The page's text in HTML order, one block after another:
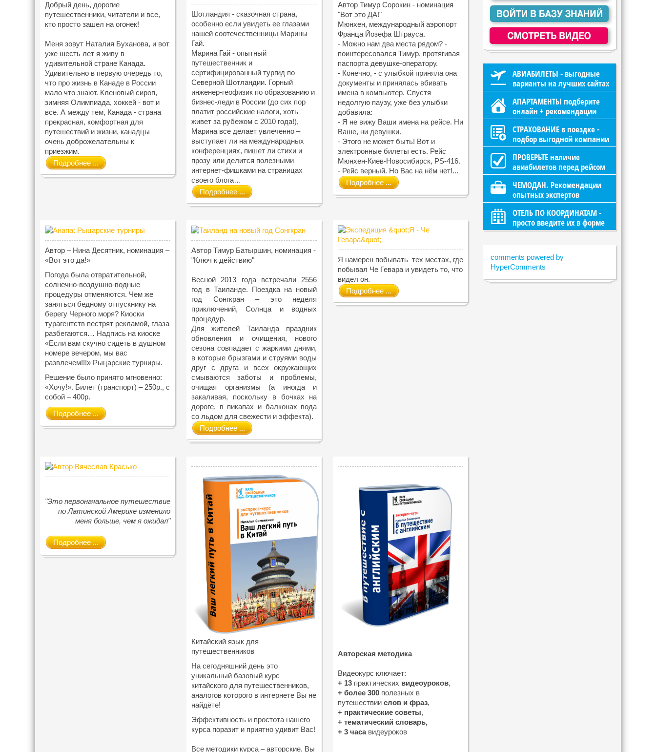
Добрый день, дорогие
путешественники, читатели и все,
кто просто зашел на огонек!
Меня зовут Наталия Буханова, и вот
уже шесть лет я живу в
удивительной стране Канада.
Удивительно в первую очередь то,
что про жизнь в Канаде в России
мало что знают. Кленовый сироп,
зимняя Олимпиада, хоккей - вот и
все. А между тем, Канада - страна
прекрасная, комфортная для
путешествий и жизни, канадцы
очень доброжелательны к
приезжим.
Подробнее ...
Шотландия - сказочная страна,
особенно если увидеть ее глазами
нашей соотечественницы Марины
Гай.
Марина Гай - опытный
путешественник и
сертифицированный тургид по
Северной Шотландии. Горный
инженер-геофизик по образованию и
бизнес-леди в России (до сих пор
платит российские налоги, хоть
живет за рубежом с 2010 года!),
Марина все делает увлеченно –
выступает ли на международных
конференциях, пишет ли стихи и
прозу или делится полезными
интернет-фишками на страницах
своего блога…
Подробнее ...
Автор Тимур Сорокин - номинация
"Вот это ДА!"
Мюнхен, международный аэропорт
Франца Йозефа Штрауса.
- Можно нам два места рядом? -
поинтересовался Тимур, протягивая
паспорта девушке-оператору.
- Конечно, - с улыбкой приняла она
документы и принялась вбивать
имена в компьютер. Спустя
недолгую паузу, уже без улыбки
добавила:
- Я не вижу Ваши имена на рейсе. Ни
Ваше, ни девушки.
- Этого не может быть! Вот и
электронные билеты есть. Рейс
Мюнхен-Киев-Новосибирск, PS-416.
- Рейс верный. Но Вас на нём нет!...
Подробнее ...
Автор – Нина Десятник, номинация –
«Вот это да!»
Погода была отвратительной,
солнечно-воздушно-водные
процедуры отменяются. Чем же
заняться бедному отпускнику на
берегу Черного моря? Киоски
турагентств пестрят рекламой, глаза
разбегаются… Надпись на киоске
«Если вам скучно сидеть в душном
номере вечером, мы вас
развлечем!!!» Рыцарские турниры.
Решение было принято мгновенно:
«Хочу!». Билет (транспорт) – 250р., с
собой – 400р.
Подробнее ...
Автор Тимур Батыршин, номинация -
"Ключ к действию"
Весной 2013 года встречали 2556
год в Таиланде. Поездка на новый
год Сонгкран – это неделя
приключений, Солнца и водных
процедур.
Для жителей Таиланда праздник
обновления и очищения, нового
сезона совпадает с жаркими днями,
в которые брызгами и струями воды
друг с друга и всех окружающих
смываются заботы и проблемы,
очищая организмы (а иногда и
закаливая, поскольку в бочках на
дороге, в пикапах и балконах вода
со льдом для свежести и эффекта).
Подробнее ...
Я намерен побывать тех местах, где
побывал Че Гевара и увидеть то, что
видел он.
Подробнее ...
"Это первоначальное путешествие
по Латинской Америке изменило
меня больше, чем я ожидал"
Подробнее ...
Китайский язык для
путешественников
На сегодняшний день это
уникальный базовый курс
китайского для путешественников,
аналогов которого в интернете Вы не
найдёте!
Эффективность и простота нашего
курса поразит и приятно удивит Вас!
Все методики курса – авторские, Вы
Авторская методика
Видеокурс ключает:
+ 13практических видеоуроков,
+ более 300полезных в
путешествиислов и фраз,
+ практические советы,
+ тематический словарь,
+ 3 часавидеуроков
АВИАБИЛЕТЫ - выгодные
варианты на лучших сайтах
АПАРТАМЕНТЫ подберите
онлайн + рекомендации
СТРАХОВАНИЕ в поездке -
подбор выгодной компании
ПРОВЕРЬТЕ наличие
авиабилетов перед рейсом
ЧЕМОДАН. Рекомендации
опытных экспертов
ОТЕЛЬ ПО КООРДИНАТАМ -
просто введите их в форме
comments powered by
HyperComments